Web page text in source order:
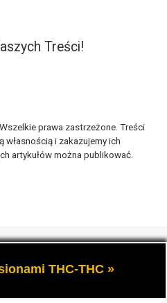
Treści!
prawa zastrzeżone. Treści
własnością i zakazujemy ich
artykułów można publikować.
marihuany thc, potocznie
i konopi cbd.THC-THC »